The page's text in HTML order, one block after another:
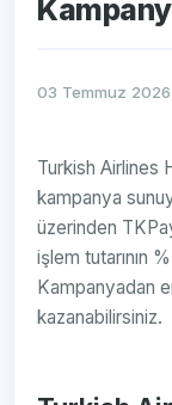
03 Temmuz
Turkish Airlines
kampanya
üzerinden
işlem tutarının
Kampanyadan
kazanabilirsiniz.